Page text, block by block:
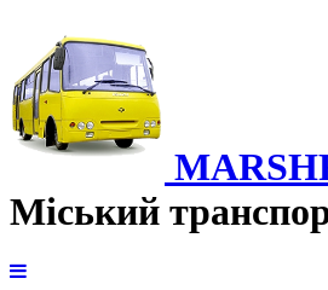
Міський